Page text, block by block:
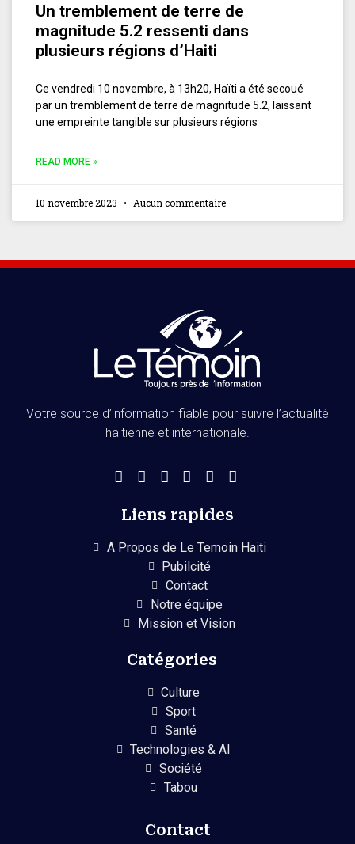
Un tremblement de terre de
magnitude 5.2 ressenti dans
plusieurs régions d’Haiti
Ce vendredi 10 novembre, à 13h20, Haïti a été secoué
par un tremblement de terre de magnitude 5.2, laissant
une empreinte tangible sur plusieurs régions
READ MORE »
10 novembre 2023 Aucun commentaire
Votre source d’information fiable pour suivre l’actualité
haïtienne et internationale.
Liens rapides
A Propos de Le Temoin Haiti
Pubilcité
Contact
Notre équipe
Mission et Vision
Catégories
Culture
Sport
Santé
Technologies & AI
Société
Tabou
Contact